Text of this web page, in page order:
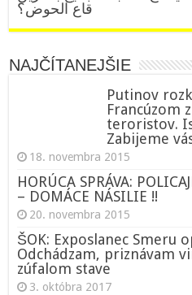
قاع الحوض؟
NAJČÍTANEJŠIE
Putinov
Francúzom
teroristov.
Zabijeme
18. novembra 2015
HORÚCA SPRÁVA:
– DOMÁCE NÁSILIE !!
20. novembra 2015
ŠOK: Exposlanec Smeru
Odchádzam, priznávam
zúfalom stave
3. októbra 2017